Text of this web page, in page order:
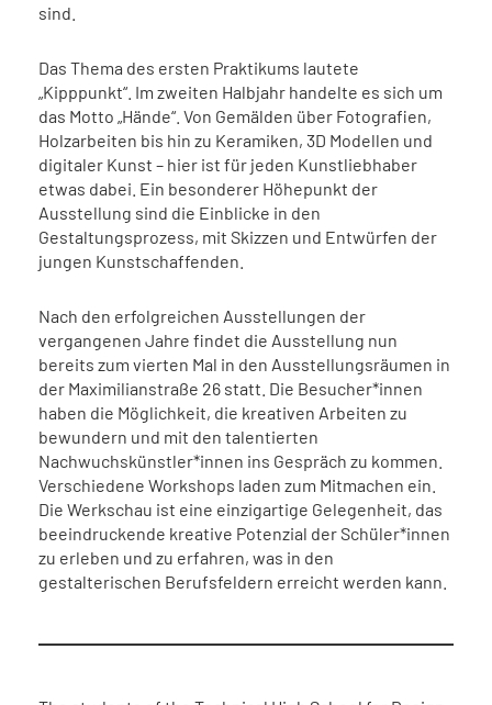
sind.
Das Thema des ersten Praktikums lautete
„Kipppunkt“. Im zweiten Halbjahr handelte es sich um
das Motto „Hände“. Von Gemälden über Fotografien,
Holzarbeiten bis hin zu Keramiken, 3D Modellen und
digitaler Kunst – hier ist für jeden Kunstliebhaber
etwas dabei. Ein besonderer Höhepunkt der
Ausstellung sind die Einblicke in den
Gestaltungsprozess, mit Skizzen und Entwürfen der
jungen Kunstschaffenden.
Nach den erfolgreichen Ausstellungen der
vergangenen Jahre findet die Ausstellung nun
bereits zum vierten Mal in den Ausstellungsräumen in
der Maximilianstraße 26 statt. Die Besucher*innen
haben die Möglichkeit, die kreativen Arbeiten zu
bewundern und mit den talentierten
Nachwuchskünstler*innen ins Gespräch zu kommen.
Verschiedene Workshops laden zum Mitmachen ein.
Die Werkschau ist eine einzigartige Gelegenheit, das
beeindruckende kreative Potenzial der Schüler*innen
zu erleben und zu erfahren, was in den
gestalterischen Berufsfeldern erreicht werden kann.